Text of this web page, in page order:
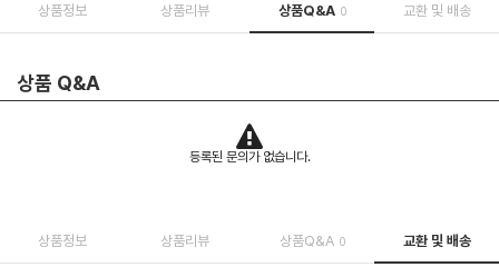
상품정보 상품리뷰 상품Q&A 0 교환 및 배송
상품 Q&A
등록된 문의가 없습니다.
상품정보 상품리뷰 상품Q&A 0 교환 및 배송